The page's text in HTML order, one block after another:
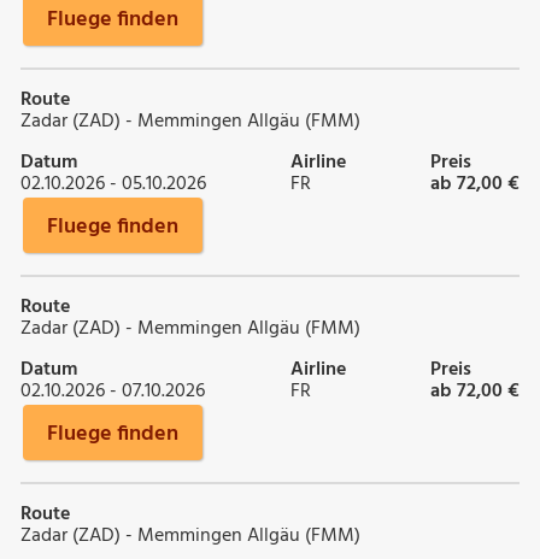
Fluege finden
Route
Zadar (ZAD) - Memmingen Allgäu (FMM)
Datum
02.10.2026 - 05.10.2026
Airline
FR
Preis
ab 72,00 €
Fluege finden
Route
Zadar (ZAD) - Memmingen Allgäu (FMM)
Datum
02.10.2026 - 07.10.2026
Airline
FR
Preis
ab 72,00 €
Fluege finden
Route
Zadar (ZAD) - Memmingen Allgäu (FMM)